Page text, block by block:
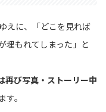
えに、「どこを見れば
埋もれてしまった」と
び写真・ストーリー中
。